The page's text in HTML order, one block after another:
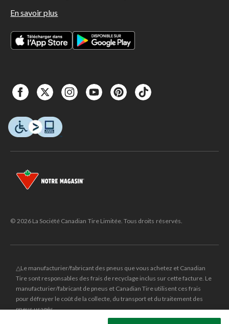
En savoir plus
© 2026 La Société Canadian Tire Limitée. Tous droits réservés.
△Le manufacturier/fabricant des pneus que vous achetez et Canadian
Tire sont responsables des frais de recyclage inclus sur cette facture. Le
manufacturier/fabricant de pneus et Canadian Tire utilisent ces frais
pour défrayer le coût de la collecte, du transport et du traitement des
pneus usagés.
et le logo du triangle CANADIAN TIRE sont des